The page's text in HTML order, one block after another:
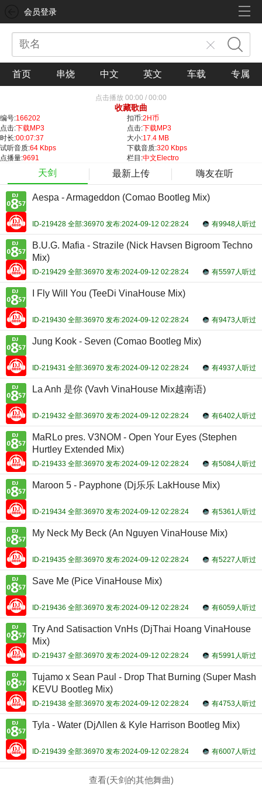
会员登录
首页 串烧 中文 英文 车载 专属
点击播放 00:00 / 00:00
收藏歌曲
编号:166202 扣币:2H币
点击:下载MP3 点击:下载MP3
时长:00:07:37 大小:17.4 MB
试听音质:64 Kbps 下载音质:320 Kbps
点播量:9691 栏目:中文Electro
天剑 最新上传 嗨友在听
Aespa - Armageddon (Comao Bootleg Mix)
有9948人听过
ID-219428 全部:36970 发布:2024-09-12 02:28:24
B.U.G. Mafia - Strazile (Nick Havsen Bigroom Techno
Mix)
有5597人听过
ID-219429 全部:36970 发布:2024-09-12 02:28:24
I Fly Will You (TeeDi VinaHouse Mix)
有9473人听过
ID-219430 全部:36970 发布:2024-09-12 02:28:24
Jung Kook - Seven (Comao Bootleg Mix)
有4937人听过
ID-219431 全部:36970 发布:2024-09-12 02:28:24
La Anh 是你 (Vavh VinaHouse Mix越南语)
有6402人听过
ID-219432 全部:36970 发布:2024-09-12 02:28:24
MaRLo pres. V3NOM - Open Your Eyes (Stephen
Hurtley Extended Mix)
有5084人听过
ID-219433 全部:36970 发布:2024-09-12 02:28:24
Maroon 5 - Payphone (Dj乐乐 LakHouse Mix)
有5361人听过
ID-219434 全部:36970 发布:2024-09-12 02:28:24
My Neck My Beck (An Nguyen VinaHouse Mix)
有5227人听过
ID-219435 全部:36970 发布:2024-09-12 02:28:24
Save Me (Pice VinaHouse Mix)
有6059人听过
ID-219436 全部:36970 发布:2024-09-12 02:28:24
Try And Satisaction VnHs (DjThai Hoang VinaHouse
Mix)
有5991人听过
ID-219437 全部:36970 发布:2024-09-12 02:28:24
Tujamo x Sean Paul - Drop That Burning (Super Mash
KEVU Bootleg Mix)
有4753人听过
ID-219438 全部:36970 发布:2024-09-12 02:28:24
Tyla - Water (DjΛllen & Kyle Harrison Bootleg Mix)
有6007人听过
ID-219439 全部:36970 发布:2024-09-12 02:28:24
查看(天剑的其他舞曲)